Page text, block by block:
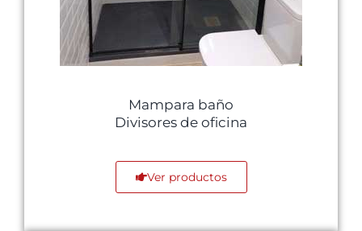
Mampara baño
Divisores de oficina
Ver productos